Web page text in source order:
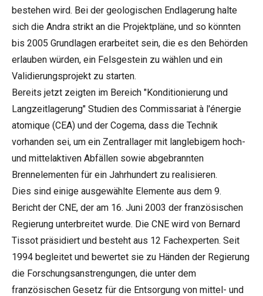
bestehen wird. Bei der geologischen Endlagerung halte
sich die Andra strikt an die Projektpläne, und so könnten
bis 2005 Grundlagen erarbeitet sein, die es den Behörden
erlauben würden, ein Felsgestein zu wählen und ein
Validierungsprojekt zu starten.
Bereits jetzt zeigten im Bereich "Konditionierung und
Langzeitlagerung" Studien des Commissariat à l'énergie
atomique (CEA) und der Cogema, dass die Technik
vorhanden sei, um ein Zentrallager mit langlebigem hoch-
und mittelaktiven Abfällen sowie abgebrannten
Brennelementen für ein Jahrhundert zu realisieren.
Dies sind einige ausgewählte Elemente aus dem 9.
Bericht der CNE, der am 16. Juni 2003 der französischen
Regierung unterbreitet wurde. Die CNE wird von Bernard
Tissot präsidiert und besteht aus 12 Fachexperten. Seit
1994 begleitet und bewertet sie zu Händen der Regierung
die Forschungsanstrengungen, die unter dem
französischen Gesetz für die Entsorgung von mittel- und